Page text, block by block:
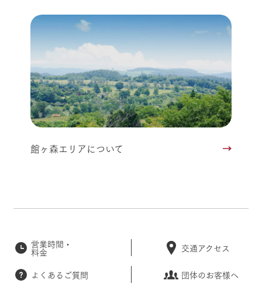
館ヶ森エリアについて
営業時間・
料金 交通アクセス
よくあるご質問
団体のお客様へ